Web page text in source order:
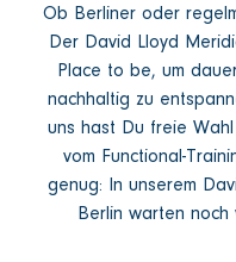
Ob Berliner oder
Der David Lloyd
Place to be, um
nachhaltig zu
uns hast Du freie
vom Functional-
genug: In unserem
Berlin warten